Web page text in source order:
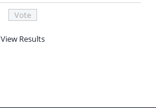
View Results